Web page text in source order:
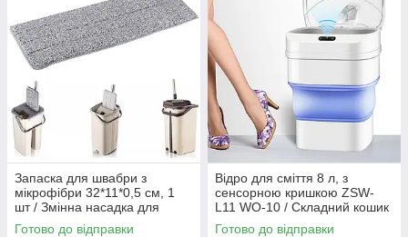
Запаска для швабри з
мікрофібри 32*11*0,5 см, 1
шт / Змінна насадка для
швабри
Готово до відправки
Відро для сміття 8 л, з
сенсорною кришкою ZSW-
L11 WO-10 / Складний кошик
для сміття
Готово до відправки